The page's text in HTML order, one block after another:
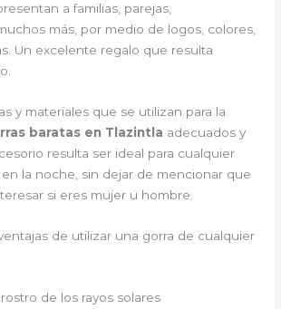
a familias, parejas,
más, por medio de logos, colores,
Un excelente regalo que resulta
y materiales que se utilizan para la
baratas en Tlazintla adecuados y
resulta ser ideal para cualquier
la noche, sin dejar de mencionar que
si eres mujer u hombre.
de utilizar una gorra de cualquier
de los rayos solares